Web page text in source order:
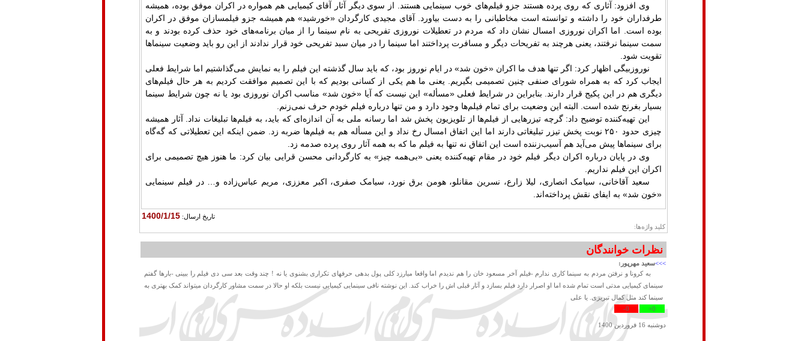
وی افزود: آثاری که روی پرده هستند جزو فیلم‌های خوب سینمایی هستند. از سوی دیگر آثار آقای کیمیایی هم همواره در اکران موفق بوده، همیشه
طرفداران خود را داشته و توانسته است مخاطبانی را به دست بیاورد. آقای مجیدی کارگردان «خورشید» هم همیشه جزو فیلمسازان موفق در اکران
بوده است. اما اکران نوروزی امسال نشان داد که مردم در تعطیلات نوروزی تفریحی به نام سینما را از میان برنامه‌های خود حذف کرده بودند و به
سمت سینما نرفتند، یعنی هرچند به تفریحات دیگر و مسافرت پرداختند اما سینما را در میان سبد تفریحی خود قرار ندادند از این رو باید وضعیت سینماها
تقویت شود.
نوروزبیگی اظهار کرد: اگر تنها هدف ما اکران «خون شد» در ایام نوروز بود، که باید سال گذشته این فیلم را به نمایش می‌گذاشتیم اما شرایط فعلی
ایجاب کرد که به همراه شورای صنفی چنین تصمیمی بگیریم. یعنی ما هم یکی از کسانی بودیم که با این تصمیم موافقت کردیم به هر حال فیلم‌های
دیگری هم در این پکیج قرار دارند. بنابراین در شرایط فعلی «مسأله» این نیست که آیا «خون شد» مناسب اکران نوروزی بود یا نه چون شرایط سینما
بسیار بغرنج شده است. البته این وضعیت برای تمام فیلم‌ها وجود دارد و من تنها درباره فیلم خودم حرف نمی‌زنم.
این تهیه‌کننده توضیح داد: گرچه تیزرهایی از فیلم‌ها از تلویزیون پخش شد اما رسانه ملی به آن اندازه‌ای که باید، به فیلم‌ها تبلیغات نداد. آثار همیشه
چیزی حدود ۲۵۰ نوبت پخش تیزر تبلیغاتی دارند اما این اتفاق امسال رخ نداد و این مسأله هم به فیلم‌ها ضربه زد. ضمن اینکه این تعطیلاتی که گه‌گاه
برای سینماها پیش می‌آید هم آسیب‌زننده است این اتفاق نه تنها به فیلم ما که به همه آثار روی پرده صدمه زد.
وی در پایان درباره اکران دیگر فیلم خود در مقام تهیه‌کننده یعنی «بی‌همه چیز» به کارگردانی محسن قرایی بیان کرد: ما هنوز هیچ تصمیمی برای
اکران این فیلم نداریم.
سعید آقاخانی، سیامک انصاری، لیلا زارع، نسرین مقانلو، هومن برق نورد، سیامک صفری، اکبر معززی، مریم عباس‌زاده و… در فیلم سینمایی
«خون شد» به ایفای نقش پرداخته‌اند.
تاريخ ارسال: 1400/1/15
کلید واژه‌ها:
نظرات خوانندگان
>>>سعید مهرپور:
به کرونا و نرفتن مردم به سینما کاری ندارم -فیلم آخر مسعود خان را هم ندیدم اما واقعا میارزد کلی پول بدهی حرفهای تکراری بشنوی یا نه ! چند وقت بعد سی دی فیلم را ببینی -بارها گفتم
سینمای کیمیایی مدتی است تمام شده اما او اصرار دارد فیلم بسازد و آثار قبلی اش را خراب کند. این نوشته نافی سینمایی کیمیایی نیست بلکه او حالا در سمت مشاور کارگردان میتواند کمک بهتری به
سینما کند مثل کمال تبریزی. یا علی
0+
0-
دوشنبه 16 فروردين 1400